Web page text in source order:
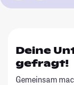
Deine
gefragt!
Gemeinsam